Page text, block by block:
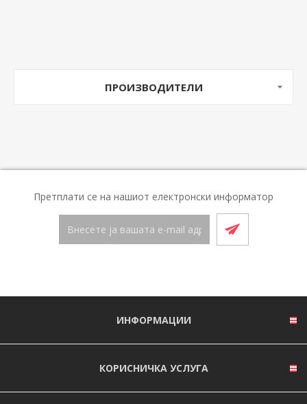
ПРОИЗВОДИТЕЛИ
Претплати се на нашиот електронски информатор
ИНФОРМАЦИИ
КОРИСНИЧКА УСЛУГА